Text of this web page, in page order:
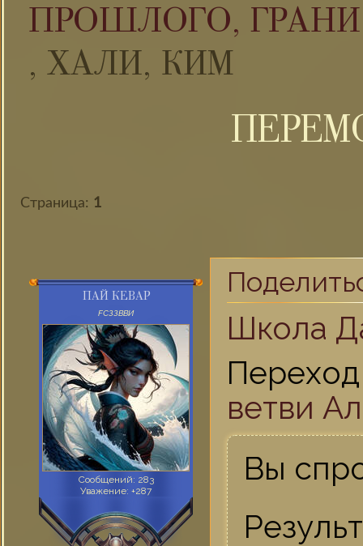
ПРОШЛОГО,
, ХАЛИ, КИМ
Страница: 1
ПАЙ КЕВАР
FСЗЗВВИ
Сообщений: 283
Уважение: +287
Школа
ветви
Вы